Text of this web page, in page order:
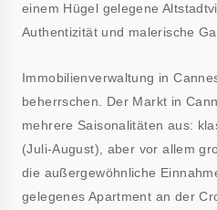
einem Hügel gelegene
Authentizität und malerische
Immobilienverwaltung in
beherrschen. Der Markt in
mehrere Saisonalitäten aus:
(Juli-August), aber vor allem
die außergewöhnliche
gelegenes Apartment an der